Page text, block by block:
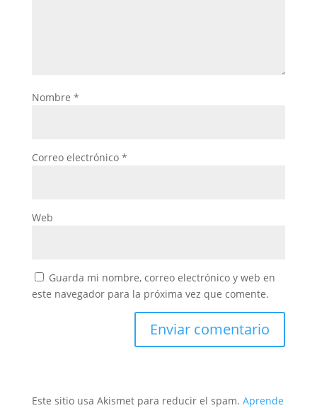
Nombre *
Correo electrónico *
Web
Guarda mi nombre, correo electrónico y web en
este navegador para la próxima vez que comente.
Este sitio usa Akismet para reducir el spam. Aprende